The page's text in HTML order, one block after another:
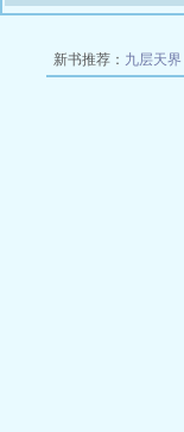
新书推荐： 九层天界